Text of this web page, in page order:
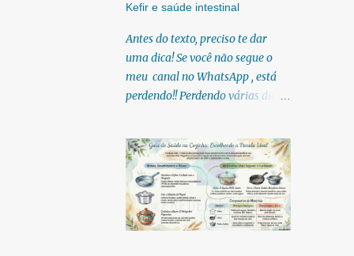
Kefir e saúde intestinal
Antes do texto, preciso te dar
uma dica! Se você não segue o
meu canal no WhatsApp , está
perdendo!! Perdendo várias dicas,
infográficos, o link para
download dos meus e-books.
Para acessar clique no link:
https://whatsapp.com/channel/0
029Vb6U4AqKgsNzkBhubA40